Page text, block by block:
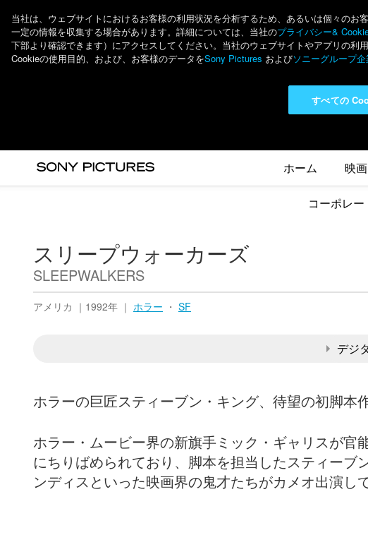
当社は、ウェブサイトにおけるお客様の利用状況を分析するため、あるいは個々の
一定の情報を収集する場合があります。詳細については、当社のプライバシー&
下部より確認できます）にアクセスしてください。当社のウェブサイトやアプリの利
Cookieの使用目的、および、お客様のデータをSony Pictures およびソニーグループ
すべての
ホーム
映画
コーポレー
スリープウォーカーズ
SLEEPWALKERS
アメリカ ｜1992年 ｜ ホラー ・ SF
デジ
ホラーの巨匠スティーブン・キング、待望の初脚本作
ホラー・ムービー界の新旗手ミック・ギャリスが官
にちりばめられており、脚本を担当したスティーブ
ンディスといった映画界の鬼才たちがカメオ出演して